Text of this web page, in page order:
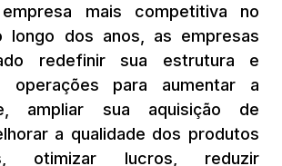
mais competitiva no
longo dos anos, as empresas
redefinir sua estrutura e
operações para aumentar a
ampliar sua aquisição de
a qualidade dos produtos
otimizar lucros, reduzir